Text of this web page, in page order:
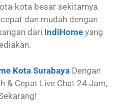
kota besar sekitarnya.
dan mudah dengan
dari IndiHome yang
Kota Surabaya Dengan
& Cepat Live Chat 24 Jam,